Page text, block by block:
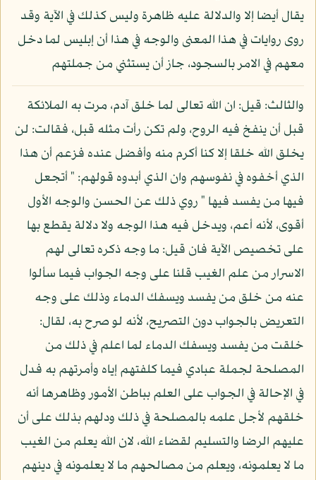
يقال أيضا إلا والدلالة عليه ظاهرة وليس كذلك في الآية وقد
روى روايات في هذا المعنى والوجه في هذا أن إبليس لما دخل
معهم في الامر بالسجود، جاز أن يستثني من جملتهم
والثالث: قيل: ان الله تعالى لما خلق آدم، مرت به الملائكة
قبل أن ينفخ فيه الروح، ولم تكن رأت مثله قبل، فقالت: لن
يخلق الله خلقا إلا كنا أكرم منه وأفضل عنده فزعم أن هذا
الذي أخفوه في نفوسهم وان الذي أبدوه قولهم: " أتجعل
فيها من يفسد فيها " روي ذلك عن الحسن والوجه الأول
أقوى، لأنه أعم، ويدخل فيه هذا الوجه ولا دلالة يقطع بها
على تخصيص الآية فان قيل: ما وجه ذكره تعالى لهم
الاسرار من علم الغيب قلنا على وجه الجواب فيما سألوا
عنه من خلق من يفسد ويسفك الدماء وذلك على وجه
التعريض بالجواب دون التصريح، لأنه لو صرح به، لقال:
خلقت من يفسد ويسفك الدماء لما اعلم في ذلك من
المصلحة لجملة عبادي فيما كلفتهم إياه وأمرتهم به فدل
في الإحالة في الجواب على العلم بباطن الأمور وظاهرها أنه
خلقهم لأجل علمه بالمصلحة في ذلك ودلهم بذلك على أن
عليهم الرضا والتسليم لقضاء الله، لان الله يعلم من الغيب
ما لا يعلمونه، ويعلم من مصالحهم ما لا يعلمونه في دينهم